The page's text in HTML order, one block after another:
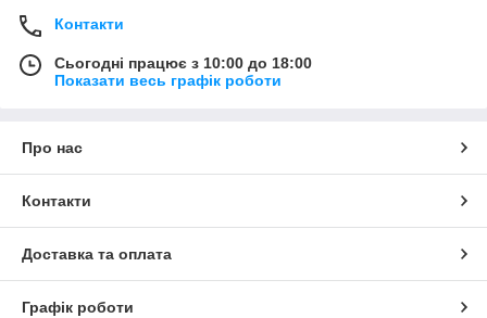
Контакти
Сьогодні працює з 10:00 до 18:00
Показати весь графік роботи
Про нас
Контакти
Доставка та оплата
Графік роботи